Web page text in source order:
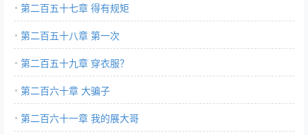
第二百五十七章 得有规矩
第二百五十八章 第一次
第二百五十九章 穿衣服？
第二百六十章 大骗子
第二百六十一章 我的展大哥